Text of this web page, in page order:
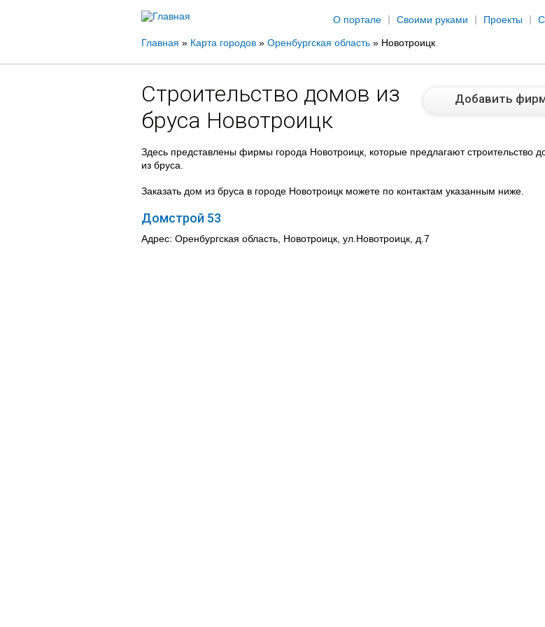
О портале
Своими руками Проекты
Вы
здесь
Главная » Карта городов » Оренбургская область » Новотроицк
Строительство домов из
бруса Новотроицк
Добавить
Здесь представлены фирмы города Новотроицк, которые предлагают строительство
из бруса.
Заказать дом из бруса в городе Новотроицк можете по контактам указанным ниже.
Домстрой 53
Адрес: Оренбургская область, Новотроицк, ул.Новотроицк, д.7